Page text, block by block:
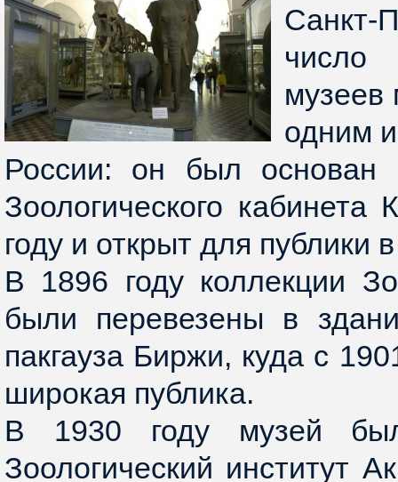
Санкт-
музеев
одним
России: он был основан
Зоологического кабинета
году и открыт для публики
В 1896 году коллекции
были перевезены в
пакгауза Биржи, куда с
широкая публика.
В 1930 году музей
Зоологический институт